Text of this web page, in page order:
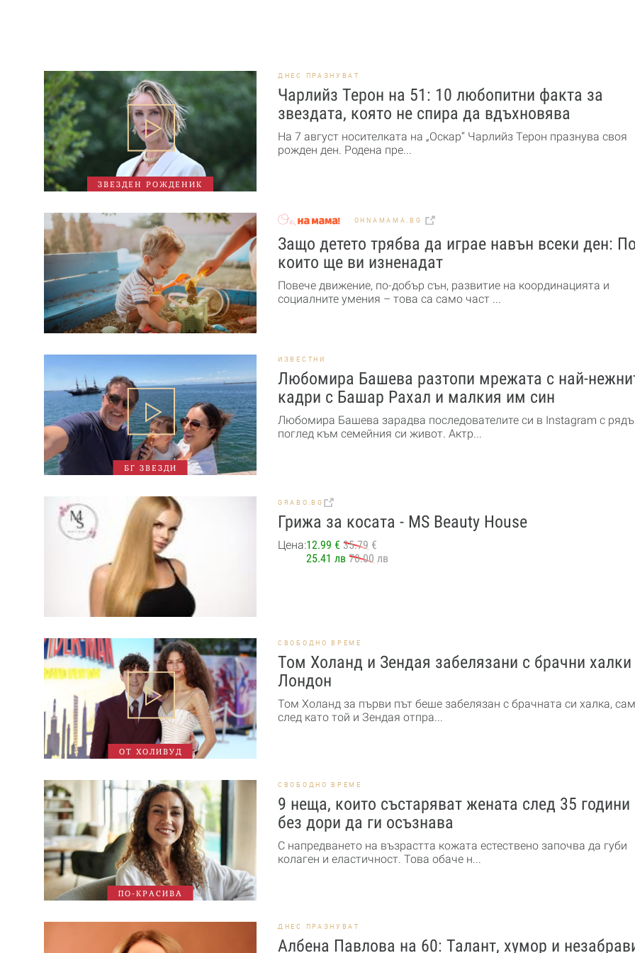
ЗВЕЗДЕН РОЖДЕНИК
ДНЕС ПРАЗНУВАТ
Чарлийз Терон на 51: 10 любопитни факта за
звездата, която не спира да вдъхновява
На 7 август носителката на „Оскар“ Чарлийз Терон празнува своя
рожден ден. Родена пре...
OHNAMAMA.BG
Защо детето трябва да играе навън всеки ден:
които ще ви изненадат
Повече движение, по-добър сън, развитие на координацията и
социалните умения – това са само част ...
БГ ЗВЕЗДИ
ИЗВЕСТНИ
Любомира Башева разтопи мрежата с най-
кадри с Башар Рахал и малкия им син
Любомира Башева зарадва последователите си в Instagram с
поглед към семейния си живот. Актр...
GRABO.BG
Грижа за косата - МS Beauty House
Цена:12.99 € 35.79 €
25.41 лв 70.00 лв
ОТ ХОЛИВУД
СВОБОДНО ВРЕМЕ
Том Холанд и Зендая забелязани с брачни
Лондон
Том Холанд за първи път беше забелязан с брачната си халка,
след като той и Зендая отпра...
ПО-КРАСИВА
СВОБОДНО ВРЕМЕ
9 неща, които състаряват жената след 35
без дори да ги осъзнава
С напредването на възрастта кожата естествено започва да губи
колаген и еластичност. Това обаче н...
ДНЕС ПРАЗНУВАТ
Албена Павлова на 60: Талант, хумор и